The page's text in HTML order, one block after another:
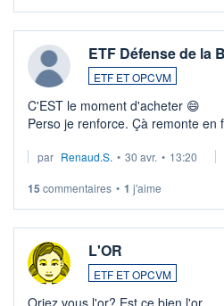
ETF Défense de la
ETF ET OPCVM
C'EST le moment d'acheter 😄​
Perso je renforce. Çà remonte en
Investissement long terme tip top
par Renaud.S. • 30 avr. • 13:20
15 commentaires • 1 j'aime
L'OR
ETF ET OPCVM
Oriez vous l'or? Est ce bien l'or